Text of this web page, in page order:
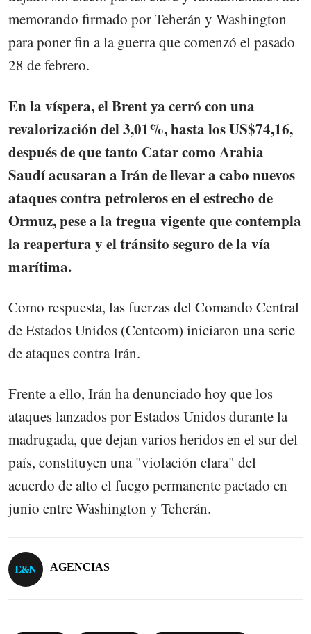
memorando firmado por Teherán y Washington
para poner fin a la guerra que comenzó el pasado
28 de febrero.
En la víspera, el Brent ya cerró con una
revalorización del 3,01%, hasta los US$74,16,
después de que tanto Catar como Arabia
Saudí acusaran a Irán de llevar a cabo nuevos
ataques contra petroleros en el estrecho de
Ormuz, pese a la tregua vigente que contempla
la reapertura y el tránsito seguro de la vía
marítima.
Como respuesta, las fuerzas del Comando Central
de Estados Unidos (Centcom) iniciaron una serie
de ataques contra Irán.
Frente a ello, Irán ha denunciado hoy que los
ataques lanzados por Estados Unidos durante la
madrugada, que dejan varios heridos en el sur del
país, constituyen una "violación clara" del
acuerdo de alto el fuego permanente pactado en
junio entre Washington y Teherán.
AGENCIAS